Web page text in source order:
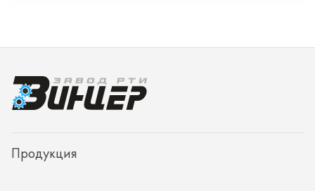
Спецпредложения
Доставка и оплата